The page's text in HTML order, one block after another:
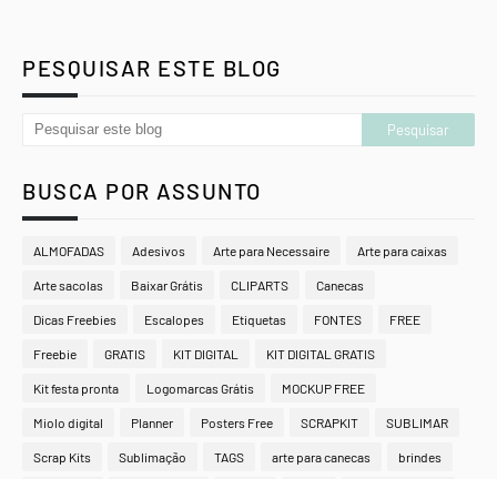
PESQUISAR ESTE BLOG
BUSCA POR ASSUNTO
ALMOFADAS Adesivos Arte para Necessaire Arte para caixas
Arte sacolas Baixar Grátis CLIPARTS Canecas
Dicas Freebies Escalopes Etiquetas FONTES FREE
Freebie GRATIS KIT DIGITAL KIT DIGITAL GRATIS
Kit festa pronta Logomarcas Grátis MOCKUP FREE
Miolo digital Planner Posters Free SCRAPKIT SUBLIMAR
Scrap Kits Sublimação TAGS arte para canecas brindes